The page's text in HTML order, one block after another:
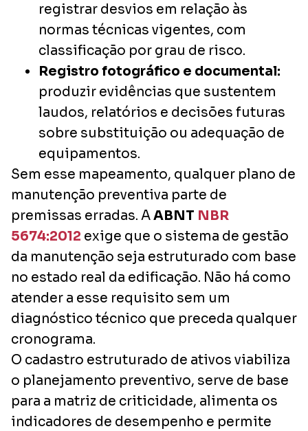
registrar desvios em relação às
normas técnicas vigentes, com
classificação por grau de risco.
Registro fotográfico e documental:
produzir evidências que sustentem
laudos, relatórios e decisões futuras
sobre substituição ou adequação de
equipamentos.
Sem esse mapeamento, qualquer plano de
manutenção preventiva parte de
premissas erradas. AABNT NBR
5674:2012 exige que o sistema de gestão
da manutenção seja estruturado com base
no estado real da edificação. Não há como
atender a esse requisito sem um
diagnóstico técnico que preceda qualquer
cronograma.
O cadastro estruturado de ativos viabiliza
o planejamento preventivo, serve de base
para a matriz de criticidade, alimenta os
indicadores de desempenho e permite